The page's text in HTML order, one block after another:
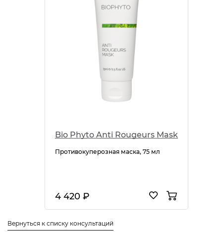
Bio Phyto Anti Rougeurs Mask
Противокуперозная маска, 75 мл
4 420 ₽
Вернуться к списку консультаций